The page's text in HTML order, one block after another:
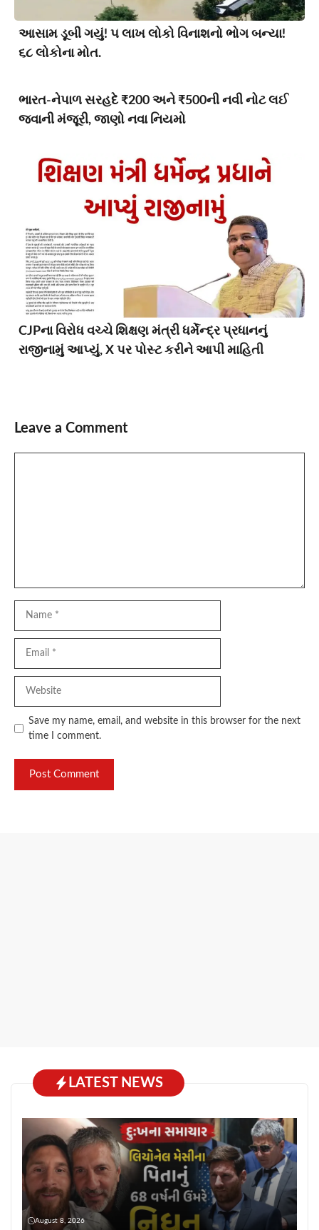
આસામ ડૂબી ગયું! ૫ લાખ લોકો વિનાશનો ભોગ બન્યા!
૬૮ લોકોના મોત.
ભારત-નેપાળ સરહદે ₹200 અને ₹500ની નવી નોટ લઈ
જવાની મંજૂરી, જાણો નવા નિયમો
CJPના વિરોધ વચ્ચે શિક્ષણ મંત્રી ધર્મેન્દ્ર પ્રધાનનું
રાજીનામું આપ્યું, X પર પોસ્ટ કરીને આપી માહિતી
Leave a Comment
Save my name, email, and website in this browser for the next
time I comment.
LATEST NEWS
August 8, 2026